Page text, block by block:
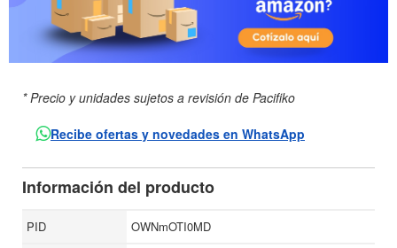
* Precio y unidades sujetos a revisión de Pacifiko
Recibe ofertas y novedades en WhatsApp
Información del producto
PID
OWNmOTI0MD